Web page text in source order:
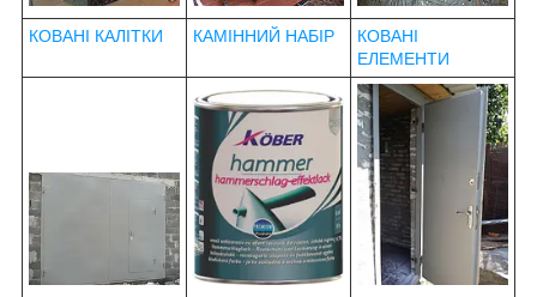
КОВАНІ КАЛІТКИ КАМІННИЙ НАБІР
КОВАНІ
ЕЛЕМЕНТИ